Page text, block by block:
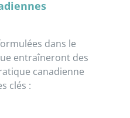
dans le
entraîneront des
canadienne
clés :